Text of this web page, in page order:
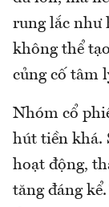
rung lắc như
không thể
củng cố tâm
Nhóm cổ
hút tiền khá.
hoạt động,
tăng đáng